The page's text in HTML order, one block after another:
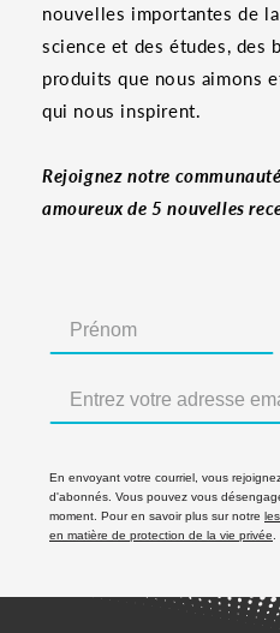
nouvelles importantes de
science et des études, des
produits que nous aimons
qui nous inspirent.
Rejoignez notre
amoureux de 5 nouvelles
En envoyant votre courriel, vous
d'abonnés. Vous pouvez vous
moment. Pour en savoir plus sur notre
en matière de protection de la vie privée